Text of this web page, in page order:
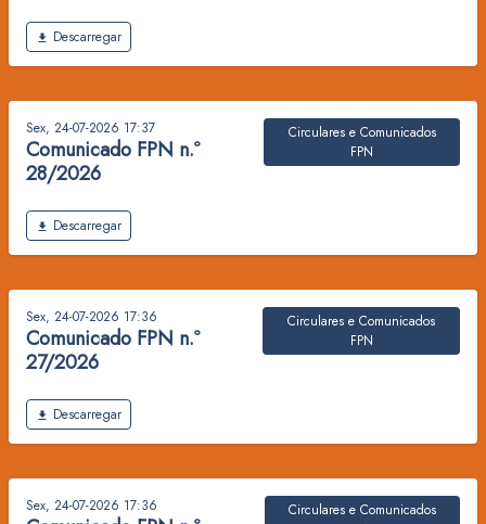
Ficheiro
Descarregar
Sex, 24-07-2026 17:37
Comunicado FPN n.º
28/2026
Circulares e Comunicados
FPN
Ficheiro
Descarregar
Sex, 24-07-2026 17:36
Comunicado FPN n.º
27/2026
Circulares e Comunicados
FPN
Ficheiro
Descarregar
Sex, 24-07-2026 17:36
Circulares e Comunicados